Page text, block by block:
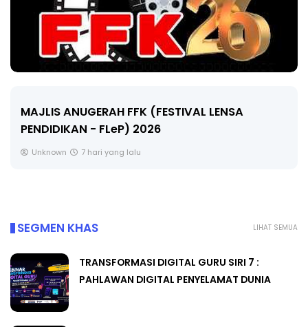
🔴 [LIVE] MATEMATIK SR, WANG TAHUN 6 OLEH
CIKGU ANITA #ALLINONE #141 #...
LIHAT SEMUA
SEGMEN KHAS
TRANSFORMASI DIGITAL GURU SIRI 7 :
PAHLAWAN DIGITAL PENYELAMAT DUNIA